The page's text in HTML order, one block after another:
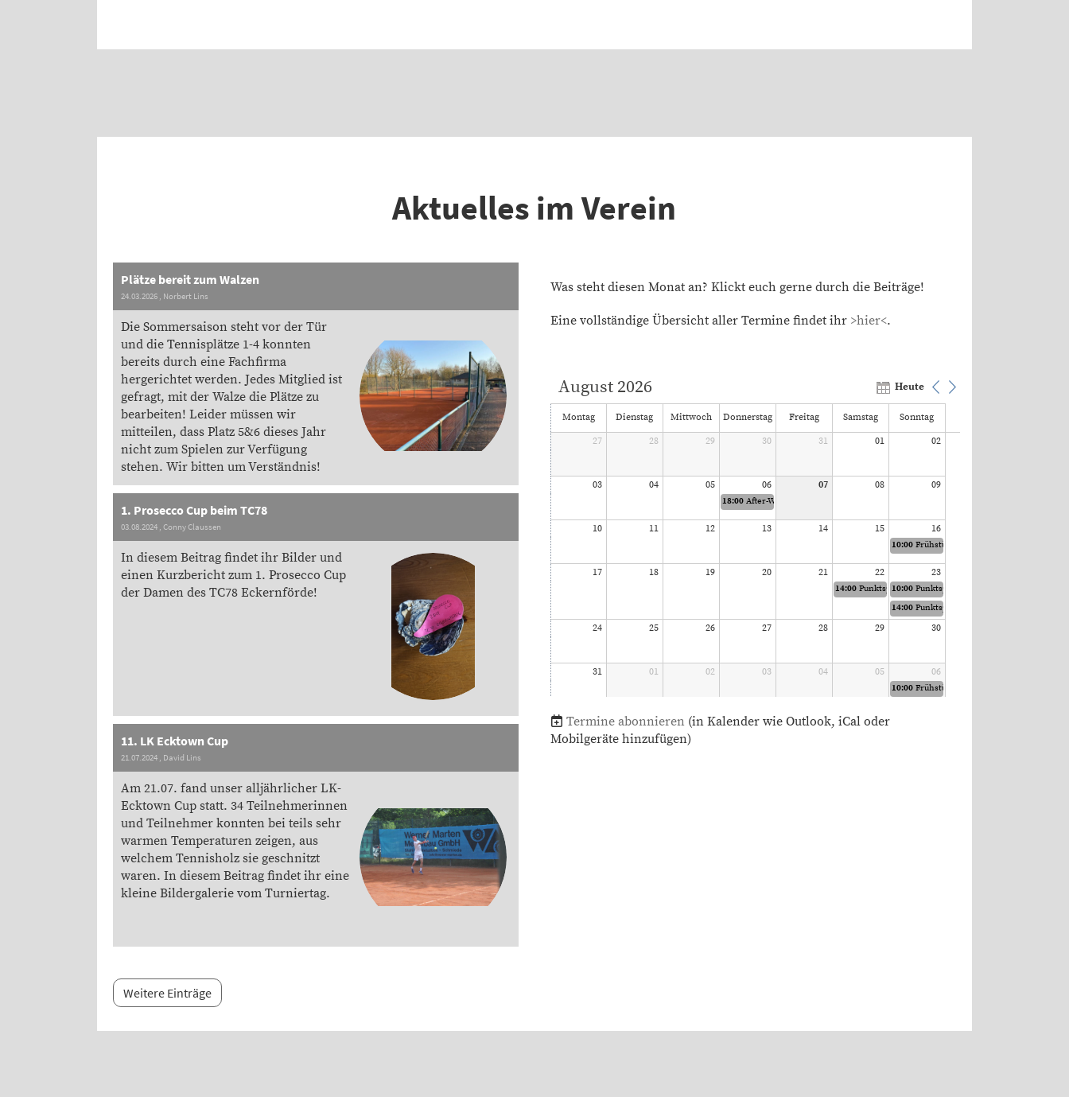
Aktuelles im Verein
Plätze bereit zum Walzen
24.03.2026 , Norbert Lins
Die Sommersaison steht vor der Tür
und die Tennisplätze 1-4 konnten
bereits durch eine Fachfirma
hergerichtet werden. Jedes Mitglied ist
gefragt, mit der Walze die Plätze zu
bearbeiten! Leider müssen wir
mitteilen, dass Platz 5&6 dieses Jahr
nicht zum Spielen zur Verfügung
stehen. Wir bitten um Verständnis!
1. Prosecco Cup beim TC78
03.08.2024 , Conny Claussen
In diesem Beitrag findet ihr Bilder und
einen Kurzbericht zum 1. Prosecco Cup
der Damen des TC78 Eckernförde!
11. LK Ecktown Cup
21.07.2024 , David Lins
Am 21.07. fand unser alljährlicher LK-
Ecktown Cup statt. 34 Teilnehmerinnen
und Teilnehmer konnten bei teils sehr
warmen Temperaturen zeigen, aus
welchem Tennisholz sie geschnitzt
waren. In diesem Beitrag findet ihr eine
kleine Bildergalerie vom Turniertag.
Weitere Einträge
Was steht diesen Monat an? Klickt euch gerne durch die Beiträge!
Eine vollständige Übersicht aller Termine findet ihr >hier<.
Heute
August 2026
Montag Dienstag Mittwoch Donnerstag Freitag Samstag
Sonntag
27
28 29 30 31 01 02
03 04 05 06 07 08 09
10 11 12 13 14 15 16
17 18 19 20 21 22 23
24 25 26 27 28 29 30
31 01 02 03 04 05 06
18:00After-Work-Tennis
10:00Frühstückstennis
14:00Punktspiel Mixed 60
10:00Punktspiel Damen 40
14:00Punktspiel Herren Doppel 60
10:00Frühstückstennis
Termine abonnieren (in Kalender wie Outlook, iCal oder
Mobilgeräte hinzufügen)